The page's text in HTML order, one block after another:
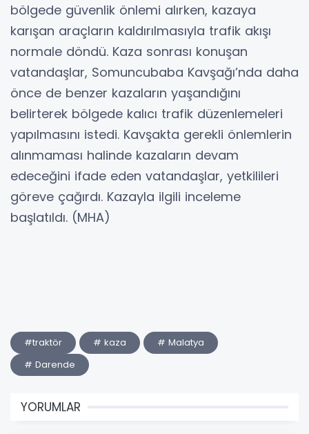
bölgede güvenlik önlemi alırken, kazaya
karışan araçların kaldırılmasıyla trafik akışı
normale döndü. Kaza sonrası konuşan
vatandaşlar, Somuncubaba Kavşağı’nda daha
önce de benzer kazaların yaşandığını
belirterek bölgede kalıcı trafik düzenlemeleri
yapılmasını istedi. Kavşakta gerekli önlemlerin
alınmaması halinde kazaların devam
edeceğini ifade eden vatandaşlar, yetkilileri
göreve çağırdı. Kazayla ilgili inceleme
başlatıldı. (MHA)
#traktör # kaza
# Malatya
# Darende
YORUMLAR